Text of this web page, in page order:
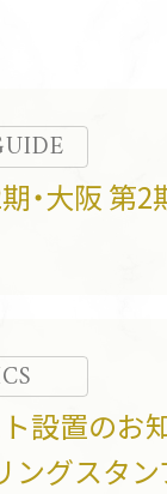
・大阪 第
設置のお
ングスタ